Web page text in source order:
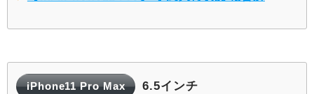
iPhone11 Pro Max 6.5インチ